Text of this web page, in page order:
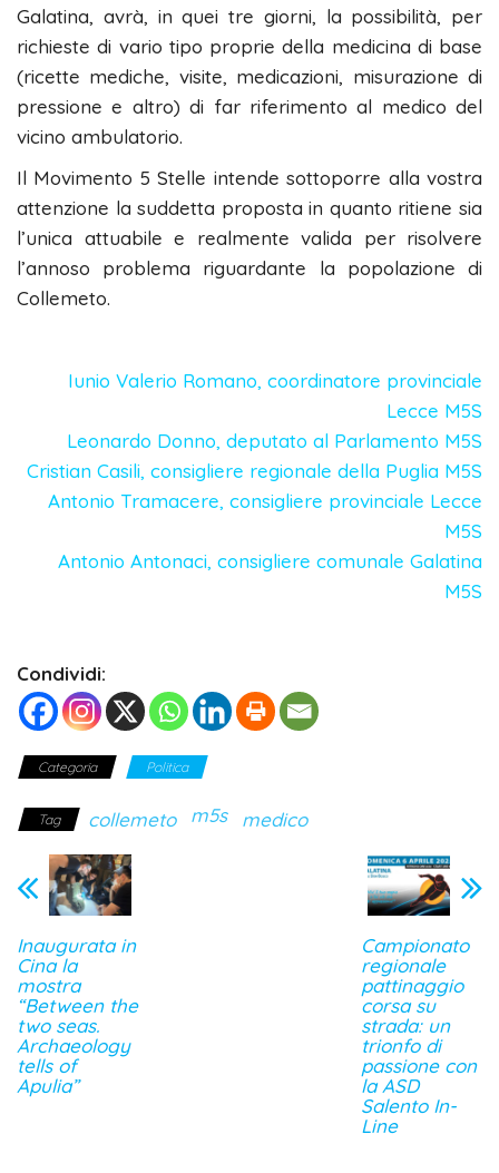
Galatina, avrà, in quei tre giorni, la possibilità, per
richieste di vario tipo proprie della medicina di base
(ricette mediche, visite, medicazioni, misurazione di
pressione e altro) di far riferimento al medico del
vicino ambulatorio.
Il Movimento 5 Stelle intende sottoporre alla vostra
attenzione la suddetta proposta in quanto ritiene sia
l’unica attuabile e realmente valida per risolvere
l’annoso problema riguardante la popolazione di
Collemeto.
Iunio Valerio Romano, coordinatore provinciale
Lecce M5S
Leonardo Donno, deputato al Parlamento M5S
Cristian Casili, consigliere regionale della Puglia M5S
Antonio Tramacere, consigliere provinciale Lecce
M5S
Antonio Antonaci, consigliere comunale Galatina
M5S
Condividi:
Categoria Politica
Tag collemeto m5s medico
Inaugurata in
Cina la
mostra
“Between the
two seas.
Archaeology
tells of
Apulia”
Campionato
regionale
pattinaggio
corsa su
strada: un
trionfo di
passione con
la ASD
Salento In-
Line